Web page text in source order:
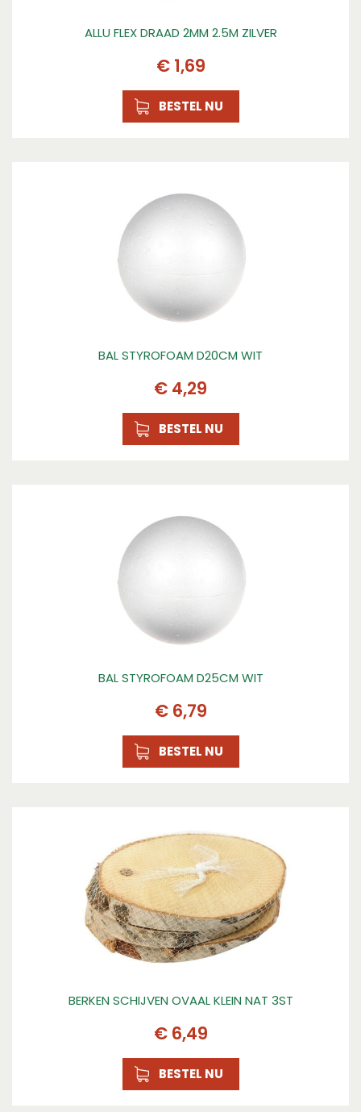
ALLU FLEX DRAAD 2MM 2.5M ZILVER
€ 1,69
BESTEL NU
BAL STYROFOAM D20CM WIT
€ 4,29
BESTEL NU
BAL STYROFOAM D25CM WIT
€ 6,79
BESTEL NU
BERKEN SCHIJVEN OVAAL KLEIN NAT 3ST
€ 6,49
BESTEL NU